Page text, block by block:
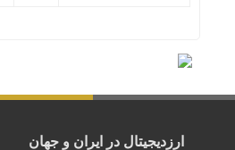
ارزدیجیتال در ایران و جهان